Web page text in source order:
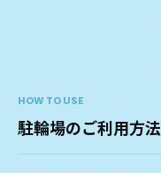
HOW TO USE
駐輪場のご利用方法